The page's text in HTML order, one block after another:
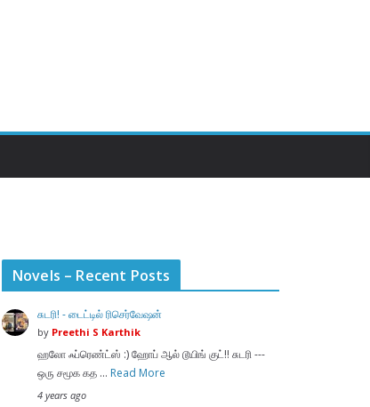
Novels – Recent Posts
சுடரி! - டைட்டில் ரிசெர்வேஷன்
by Preethi S Karthik
ஹலோ ஃப்ரெண்ட்ஸ் :) ஹோப் ஆல் டூயிங் குட்!! சுடரி ---
ஒரு சமூக கத … Read More
4 years ago